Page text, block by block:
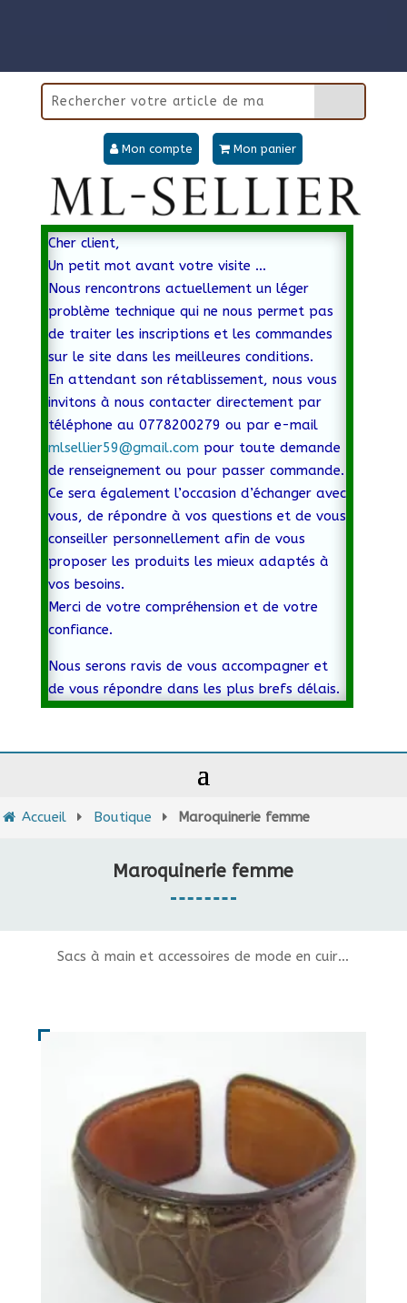
Mon compte Mon panier
Cher client,
Un petit mot avant votre visite …
Nous rencontrons actuellement un léger
problème technique qui ne nous permet pas
de traiter les inscriptions et les commandes
sur le site dans les meilleures conditions.
En attendant son rétablissement, nous vous
invitons à nous contacter directement par
téléphone au 0778200279 ou par e-mail
mlsellier59@gmail.com pour toute demande
de renseignement ou pour passer commande.
Ce sera également l’occasion d’échanger avec
vous, de répondre à vos questions et de vous
conseiller personnellement afin de vous
proposer les produits les mieux adaptés à
vos besoins.
Merci de votre compréhension et de votre
confiance.
Nous serons ravis de vous accompagner et
de vous répondre dans les plus brefs délais.
Accueil Boutique Maroquinerie femme
Maroquinerie femme
Sacs à main et accessoires de mode en cuir…